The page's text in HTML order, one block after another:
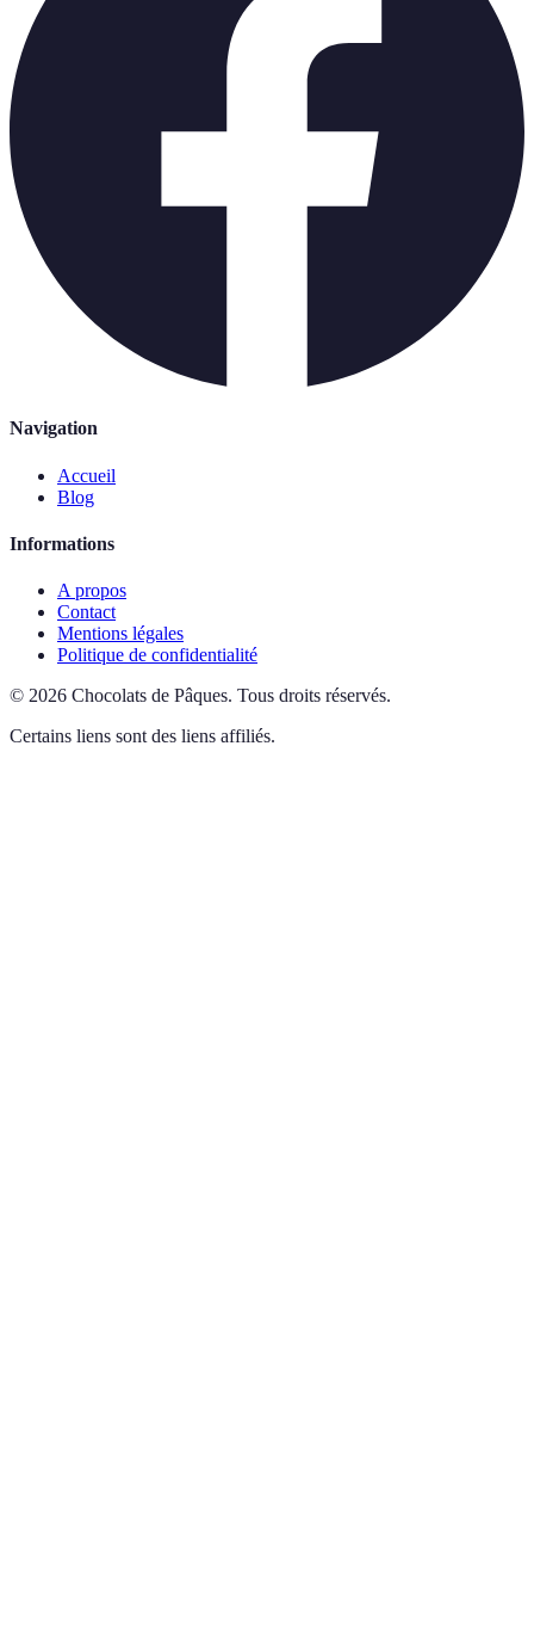
Navigation
Accueil
Blog
Informations
A propos
Contact
Mentions légales
Politique de confidentialité
© 2026 Chocolats de Pâques. Tous droits réservés.
Certains liens sont des liens affiliés.